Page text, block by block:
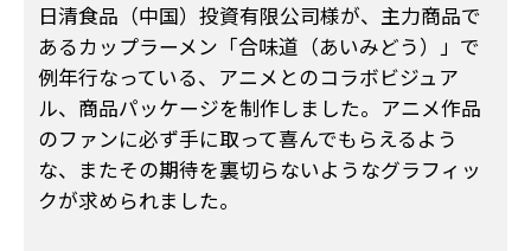
日清食品（中国）投資有限公司様が、主力商品で
あるカップラーメン「合味道（あいみどう）」で
例年行なっている、アニメとのコラボビジュア
ル、商品パッケージを制作しました。アニメ作品
のファンに必ず手に取って喜んでもらえるよう
な、またその期待を裏切らないようなグラフィッ
クが求められました。